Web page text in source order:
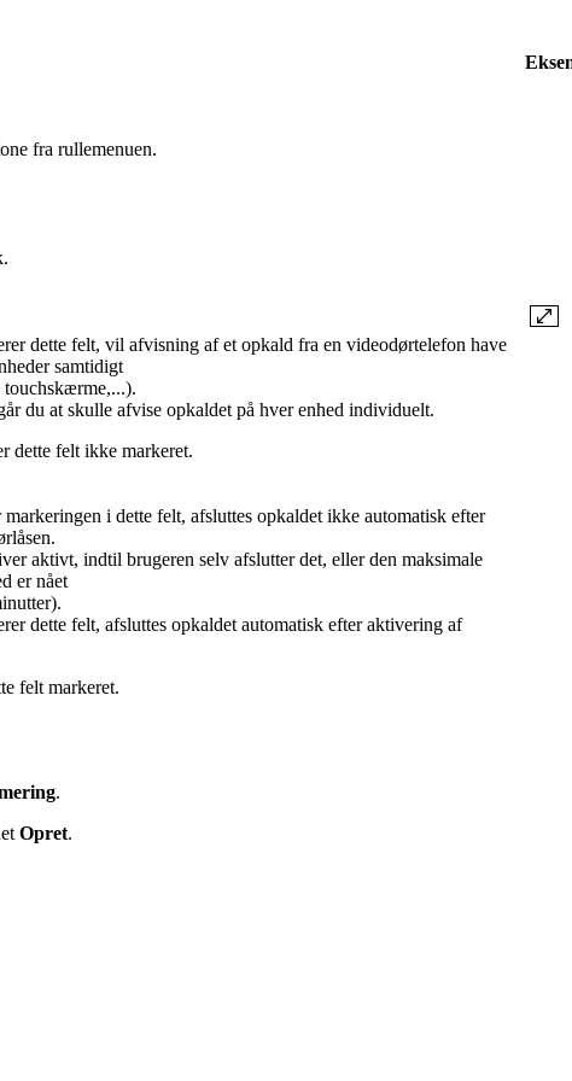
fra rullemenuen.
dette felt, vil afvisning af et opkald fra en videodørtelefon have
samtidigt
touchskærme,...).
du at skulle afvise opkaldet på hver enhed individuelt.
dette felt ikke markeret.
i dette felt, afsluttes opkaldet ikke automatisk efter
aktivt, indtil brugeren selv afslutter det, eller den maksimale
er nået
dette felt, afsluttes opkaldet automatisk efter aktivering af
felt markeret.
.
Opret.